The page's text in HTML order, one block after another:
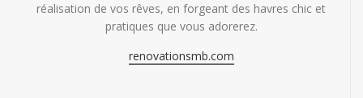
réalisation de vos rêves, en forgeant des havres chic et
pratiques que vous adorerez.
renovationsmb.com